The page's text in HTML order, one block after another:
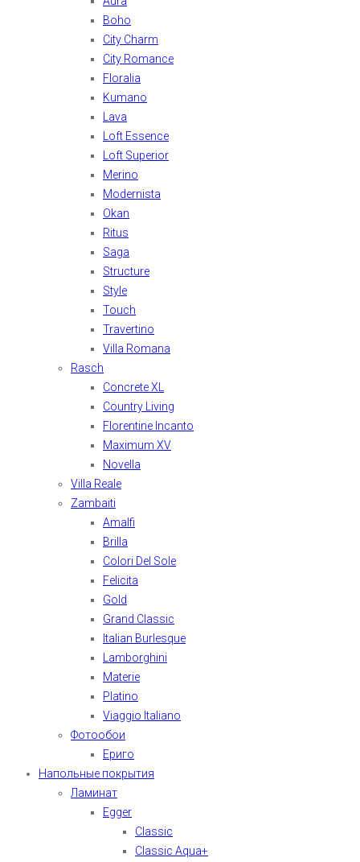
Boho
City Charm
City Romance
Floralia
Kumano
Lava
Loft Essence
Loft Superior
Merino
Modernista
Okan
Ritus
Saga
Structure
Style
Touch
Travertino
Villa Romana
Rasch
Concrete XL
Country Living
Florentine Incanto
Maximum XV
Novella
Villa Reale
Zambaiti
Amalfi
Brilla
Colori Del Sole
Felicita
Gold
Grand Classic
Italian Burlesque
Lamborghini
Materie
Platino
Viaggio Italiano
Фотообои
Ериго
Напольные покрытия
Ламинат
Egger
Classic
Classic Aqua+